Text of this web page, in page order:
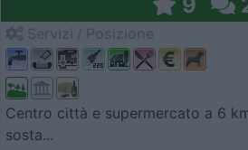
Centro città e supermercato a 6
sosta...